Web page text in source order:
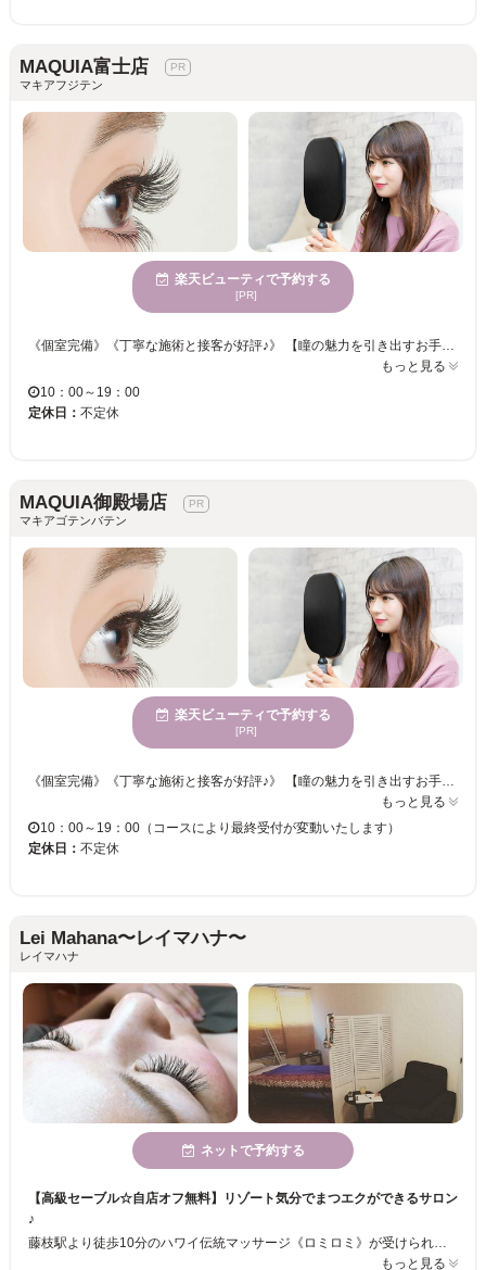
MAQUIA富士店
マキアフジテン
楽天ビューティで予約する
[PR]
《個室完備》《丁寧な施術と接客が好評♪》 【瞳の魅力を引き出すお手伝い☆アイリストのセンスが詰まった理想的なアイデザインに仕上げます♪】 お好みの本数をお選びください☆彡華やかなフサフサまつげでパッチリ目元が叶います♪♪ オフィスでも馴染むナチュラルな仕上がりで、オトナ女子を演出◎ 忙しい日々を忘れてゆったり” MAQUIA”でまったりまつエク体験をしませんか？
もっと見る
10：00～19：00
定休日： 不定休
MAQUIA御殿場店
マキアゴテンバテン
楽天ビューティで予約する
[PR]
《個室完備》《丁寧な施術と接客が好評♪》 【瞳の魅力を引き出すお手伝い☆アイリストのセンスが詰まった理想的なアイデザインに仕上げます♪】 お好みの本数をお選びください☆彡華やかなフサフサまつげでパッチリ目元が叶います♪♪ オフィスでも馴染むナチュラルな仕上がりで、オトナ女子を演出◎ 忙しい日々を忘れてゆったり” MAQUIA”でまったりまつエク体験をしませんか？
もっと見る
10：00～19：00（コースにより最終受付が変動いたします）
定休日： 不定休
Lei Mahana〜レイマハナ〜
レイマハナ
ネットで予約する
【高級セーブル☆自店オフ無料】リゾート気分でまつエクができるサロン
♪
藤枝駅より徒歩10分のハワイ伝統マッサージ《ロミロミ》が受けられるサロン♪脱毛・フェイシャル・まつエク・ブライダルメニューもご用意！店内の雑貨や家具はハワイアンなもので揃えられていて、女性も男性もリラックスできる温かみのある空間です◎一人一人にあったカウンセリング＋まつエクで明るい印象の目元に☆
もっと見る